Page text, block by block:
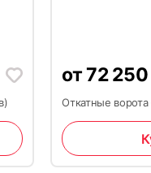
от72 250
Откатные